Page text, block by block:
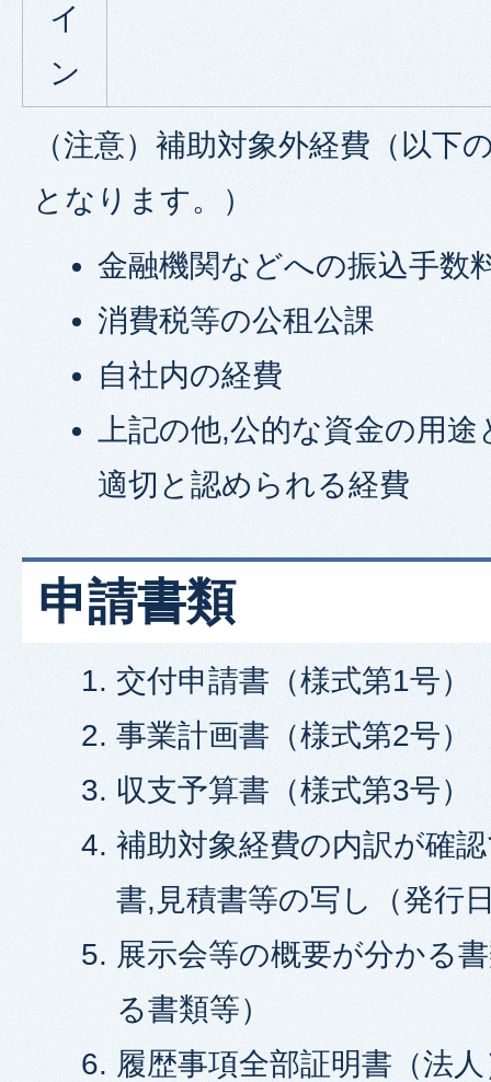
イ
ン
（注意）補助対象外経費（以下
となります。）
金融機関などへの振込手数
消費税等の公租公課
自社内の経費
上記の他,公的な資金の用
適切と認められる経費
申請書類
交付申請書（様式第1号）
事業計画書（様式第2号）
収支予算書（様式第3号）
補助対象経費の内訳が確
書,見積書等の写し（発行
展示会等の概要が分かる
る書類等）
履歴事項全部証明書（法